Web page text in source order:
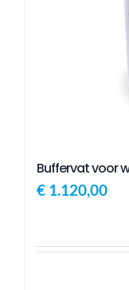
Buffervat voor
€ 1.120,00